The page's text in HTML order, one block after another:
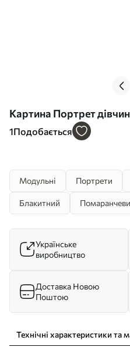
Картина Портрет
міста Арт. m00618
1Подобається
Модульні Портрети
Блакитний
Українське
виробництво
Доставка Новою
Поштою
Технічні характеристики та